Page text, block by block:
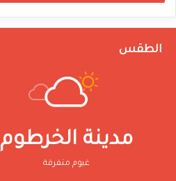
الطقس
مدينة الخرطوم
غيوم متفرقة